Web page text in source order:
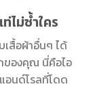
ไม่ซ้ำใคร
เสื้อผ้าอื่นๆ ได้
ของคุณ นี่คือไอ
อนด์โรลที่โดด